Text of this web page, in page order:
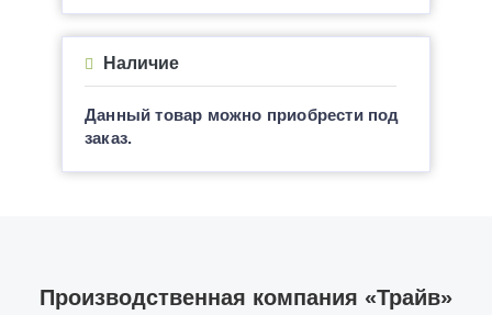
Наличие
Данный товар можно приобрести под
заказ.
Производственная компания «Трайв»